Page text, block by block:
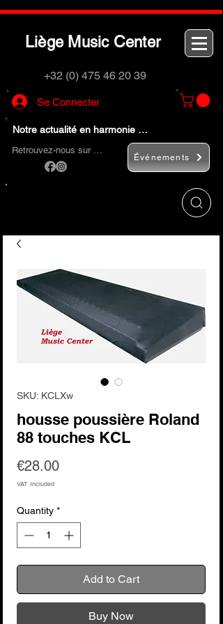
Liège M usic Center
+32 (0) 475 46 20 39
Se Connecter
Notre actualité en harmonie …
Retrouvez-nous sur …
Événements
SKU: KCLXw
housse poussière Roland
88 touches KCL
€28.00Price
VAT Included
Quantity *
Add to Cart
Buy Now